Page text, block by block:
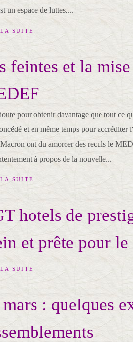
un espace de luttes,...
SUITE
feintes et la
pour obtenir davantage que tout ce
et en même temps pour accréditer
ont du amorcer des reculs le
à propos de la nouvelle...
SUITE
hotels de
et prête pour le
SUITE
mars : quelques